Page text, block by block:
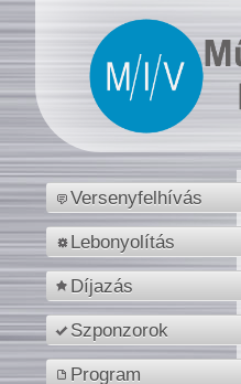
Versenyfelhívás
Lebonyolítás
Díjazás
Szponzorok
Program